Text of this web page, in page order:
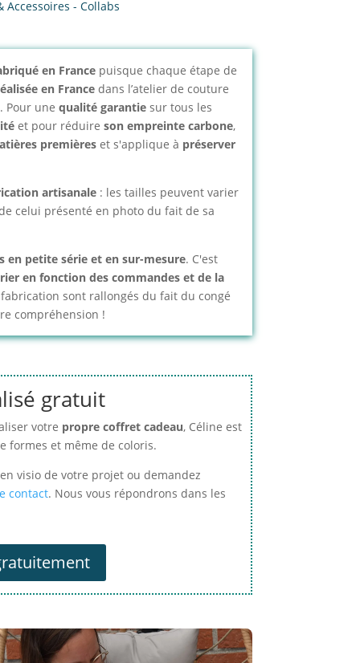
Accessoires - Collabs
en France puisque chaque étape de
en Francedans l’atelier de couture
Pour une qualité garantie sur tous les
et pour réduireson empreinte carbone,
premièreset s'applique à préserver
artisanale : les tailles peuvent varier
celui présenté en photo du fait de sa
en petite série et en sur-mesure. C'est
en fonction des commandes et de la
sont rallongés du fait du congé
compréhension !
gratuit
votre propre coffret cadeau, Céline est
formes et même de coloris.
visio de votre projet ou demandez
contact. Nous vous répondrons dans les